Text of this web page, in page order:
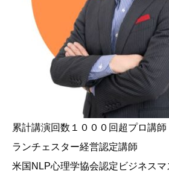
累計講演回数１０００回超プロ講師
ランチェスター経営認定講師
米国NLP心理学協会認定ビジネスマ